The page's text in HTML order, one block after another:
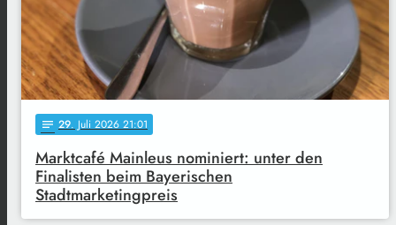
notes 29. Juli 2026 21:01
Marktcafé Mainleus nominiert: unter den
Finalisten beim Bayerischen
Stadtmarketingpreis